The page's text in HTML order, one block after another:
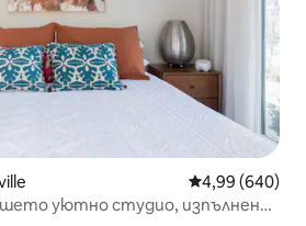
Средна
4,99 (640)
уютно студио, изпълнено